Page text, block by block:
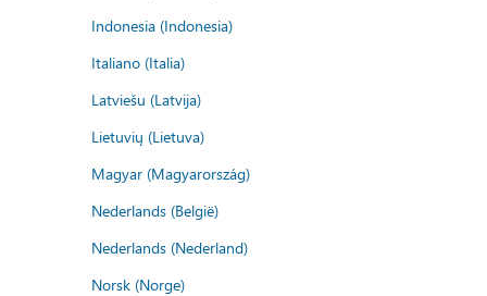
Indonesia (Indonesia)
Italiano (Italia)
Latviešu (Latvija)
Lietuvių (Lietuva)
Magyar (Magyarország)
Nederlands (België)
Nederlands (Nederland)
Norsk (Norge)